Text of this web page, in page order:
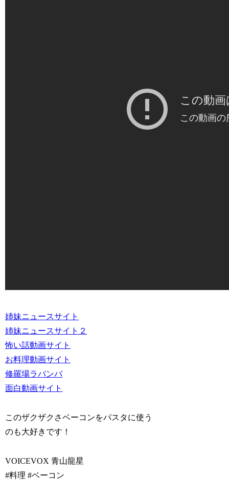
姉妹ニュースサイト
姉妹ニュースサイト２
怖い話動画サイト
お料理動画サイト
修羅場ラバンバ
面白動画サイト
このザクザクさベーコンをパスタに使う
のも大好きです！
VOICEVOX 青山龍星
#料理 #ベーコン